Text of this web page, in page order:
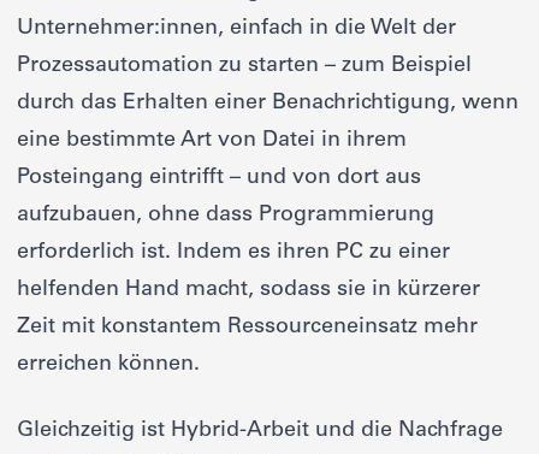
Unternehmer:innen, einfach in die Welt der
Prozessautomation zu starten – zum Beispiel
durch das Erhalten einer Benachrichtigung, wenn
eine bestimmte Art von Datei in ihrem
Posteingang eintrifft – und von dort aus
aufzubauen, ohne dass Programmierung
erforderlich ist. Indem es ihren PC zu einer
helfenden Hand macht, sodass sie in kürzerer
Zeit mit konstantem Ressourceneinsatz mehr
erreichen können.
Gleichzeitig ist Hybrid-Arbeit und die Nachfrage